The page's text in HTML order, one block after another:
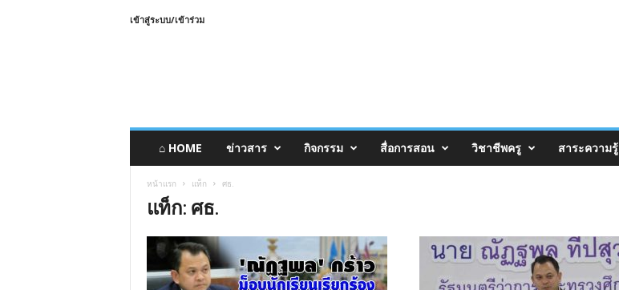
เข้าสู่ระบบ/เข้าร่วม
⌂ HOME ข่าวสาร กิจกรรม สื่อการสอน วิชาชีพครู สาระความรู้
หน้าแรก แท็ก ศธ.
แท็ก: ศธ.